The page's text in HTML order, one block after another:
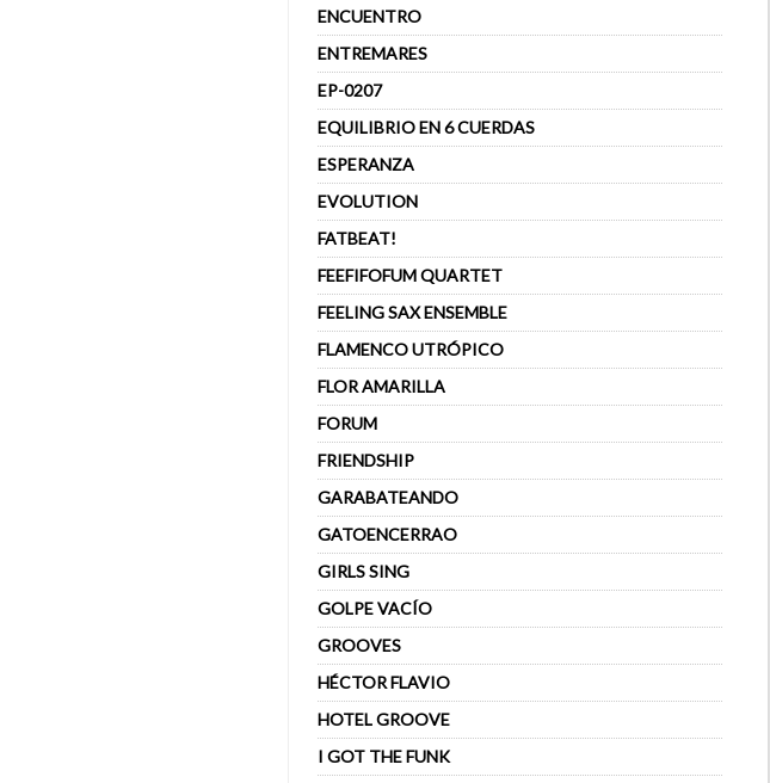
ENCUENTRO
ENTREMARES
EP-0207
EQUILIBRIO EN 6 CUERDAS
ESPERANZA
EVOLUTION
FATBEAT!
FEEFIFOFUM QUARTET
FEELING SAX ENSEMBLE
FLAMENCO UTRÓPICO
FLOR AMARILLA
FORUM
FRIENDSHIP
GARABATEANDO
GATOENCERRAO
GIRLS SING
GOLPE VACÍO
GROOVES
HÉCTOR FLAVIO
HOTEL GROOVE
I GOT THE FUNK